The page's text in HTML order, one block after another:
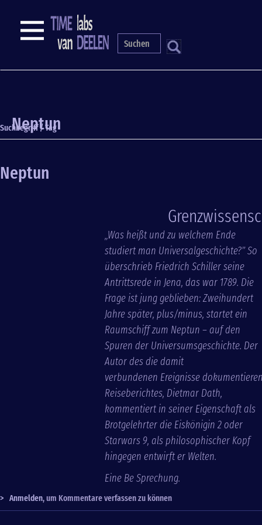
S
NAVIGATION
Neptun
Suchbegriff / Tag
Neptun
„Was heißt und zu welchem Ende
studiert man Universalgeschichte?”︁So
überschrieb Friedrich Schiller seine
Antrittsrede in Jena, das war 1789. Die
Frage ist jung geblieben: Zweihundert
Jahre später, plus/minus, startet ein
Raumschiff zum Neptun – auf den
Spuren der Universumsgeschichte. Der
Autor des die damit
verbundenen Ereignisse
Reiseberichtes, Dietmar Dath,
kommentiert in seiner Eigenschaft als
Brotgelehrter die Eiskönigin 2 oder
Starwars 9, als philosophischer Kopf
hingegen entwirft er Welten.
Eine Be Sprechung.
> Anmelden, um Kommentare verfassen zu können